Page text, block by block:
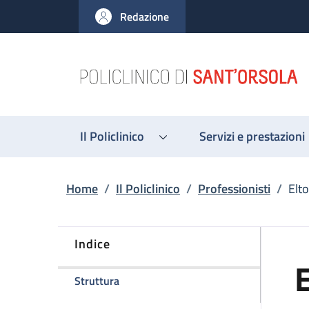
al contenuto principale
to footer content
Redazione
Il Policlinico Servizi e prestazioni
Briciole di pane
Home / Il Policlinico / Professionisti /
Indice
Strutturadella pagina Elton Dajti